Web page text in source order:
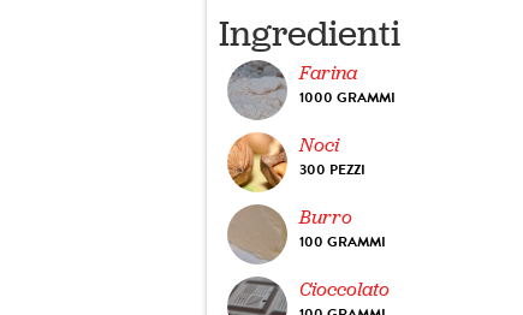
Ingredienti
Farina
1000 GRAMMI
Noci
300 PEZZI
Burro
100 GRAMMI
Cioccolato